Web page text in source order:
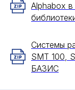
Alphabox
Системы
SMT 100,
БАЗИС